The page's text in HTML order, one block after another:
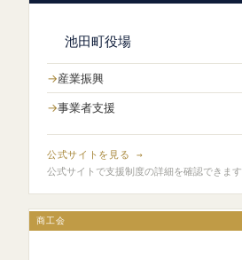
池田町役場
産業振興
事業者支援
公式サイトを見る →
公式サイトで支援制度の詳細を確認できます
商工会